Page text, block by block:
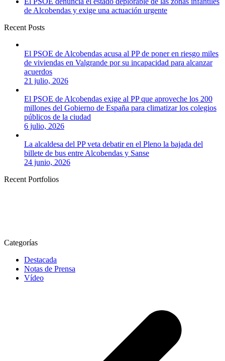
de Alcobendas y exige una actuación urgente
Recent Posts
El PSOE de Alcobendas acusa al PP de poner en riesgo miles
de viviendas en Valgrande por su incapacidad para alcanzar
acuerdos
21 julio, 2026
El PSOE de Alcobendas exige al PP que aproveche los 200
millones del Gobierno de España para climatizar los colegios
públicos de la ciudad
6 julio, 2026
La alcaldesa del PP veta debatir en el Pleno la bajada del
billete de bus entre Alcobendas y Sanse
24 junio, 2026
Recent Portfolios
Categorías
Destacada
Notas de Prensa
Vídeo